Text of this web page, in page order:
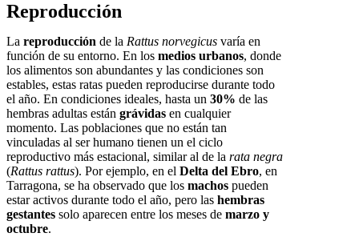
Reproducción
La reproducción de la Rattus norvegicus varía en
función de su entorno. En los medios urbanos, donde
los alimentos son abundantes y las condiciones son
estables, estas ratas pueden reproducirse durante todo
el año. En condiciones ideales, hasta un 30% de las
hembras adultas están grávidas en cualquier
momento. Las poblaciones que no están tan
vinculadas al ser humano tienen un el ciclo
reproductivo más estacional, similar al de la rata negra
(Rattus rattus). Por ejemplo, en el Delta del Ebro, en
Tarragona, se ha observado que los machos pueden
estar activos durante todo el año, pero las hembras
gestantes solo aparecen entre los meses de marzo y
octubre.